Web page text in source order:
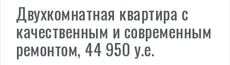
Двухкомнатная квартира с
качественным и современным
ремонтом, 44 950 у.е.